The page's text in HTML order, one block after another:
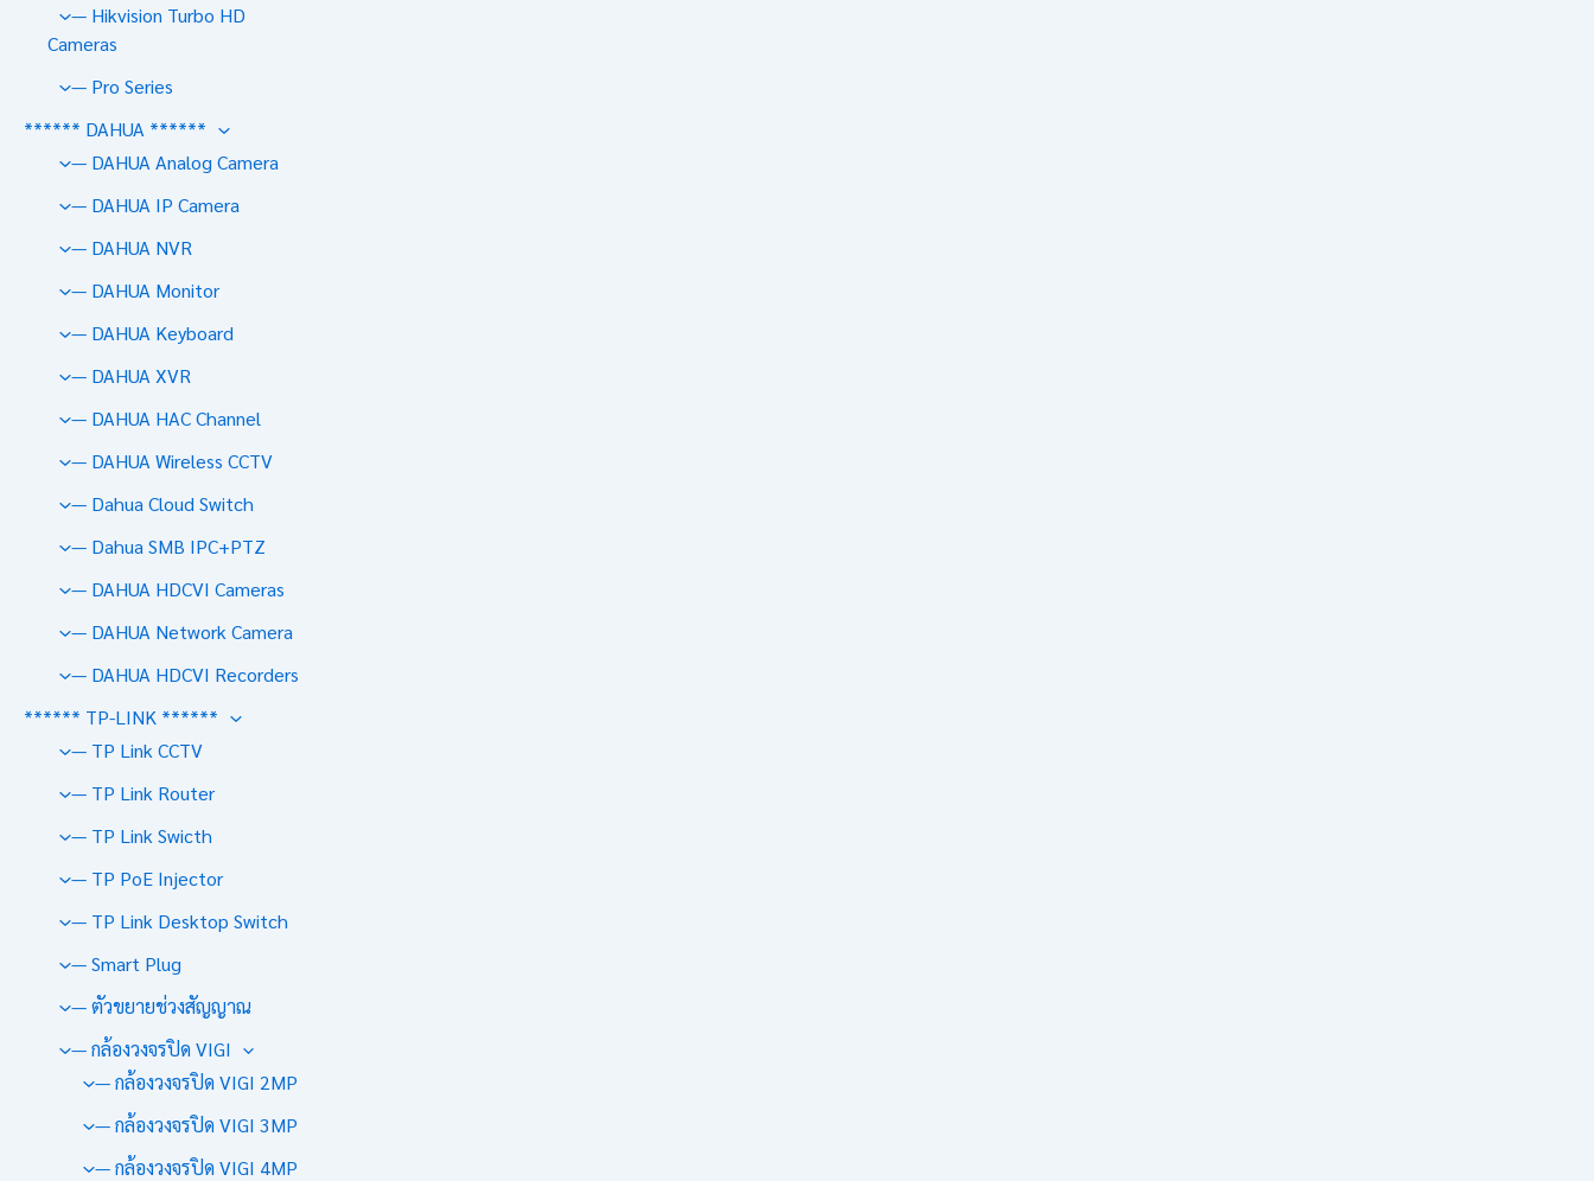
— Hikvision Turbo HD
Cameras
— Pro Series
****** DAHUA ******
— DAHUA Analog Camera
— DAHUA IP Camera
— DAHUA NVR
— DAHUA Monitor
— DAHUA Keyboard
— DAHUA XVR
— DAHUA HAC Channel
— DAHUA Wireless CCTV
— Dahua Cloud Switch
— Dahua SMB IPC+PTZ
— DAHUA HDCVI Cameras
— DAHUA Network Camera
— DAHUA HDCVI Recorders
****** TP-LINK ******
— TP Link CCTV
— TP Link Router
— TP Link Swicth
— TP PoE Injector
— TP Link Desktop Switch
— Smart Plug
— ตัวขยายช่วงสัญญาณ
— กล้องวงจรปิด VIGI
— กล้องวงจรปิด VIGI 2MP
— กล้องวงจรปิด VIGI 3MP
— กล้องวงจรปิด VIGI 4MP